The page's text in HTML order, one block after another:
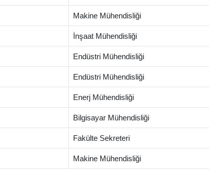
Makine Mühendisliği
İnşaat Mühendisliği
Endüstri Mühendisliği
Endüstri Mühendisliği
Enerj Mühendisliği
Bilgisayar Mühendisliği
Fakülte Sekreteri
Makine Mühendisliği